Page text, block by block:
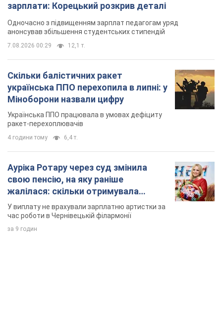
зарплати: Корецький розкрив деталі
Одночасно з підвищенням зарплат педагогам уряд
анонсував збільшення студентських стипендій
7.08.2026 00:29 12,1 т.
Скільки балістичних ракет
українська ППО перехопила в липні: у
Міноборони назвали цифру
Українська ППО працювала в умовах дефіциту
ракет-перехоплювачів
4 години тому 6,4 т.
Ауріка Ротару через суд змінила
свою пенсію, на яку раніше
жалілася: скільки отримувала
співачка
У виплату не врахували зарплатню артистки за
час роботи в Чернівецькій філармонії
за 9 годин